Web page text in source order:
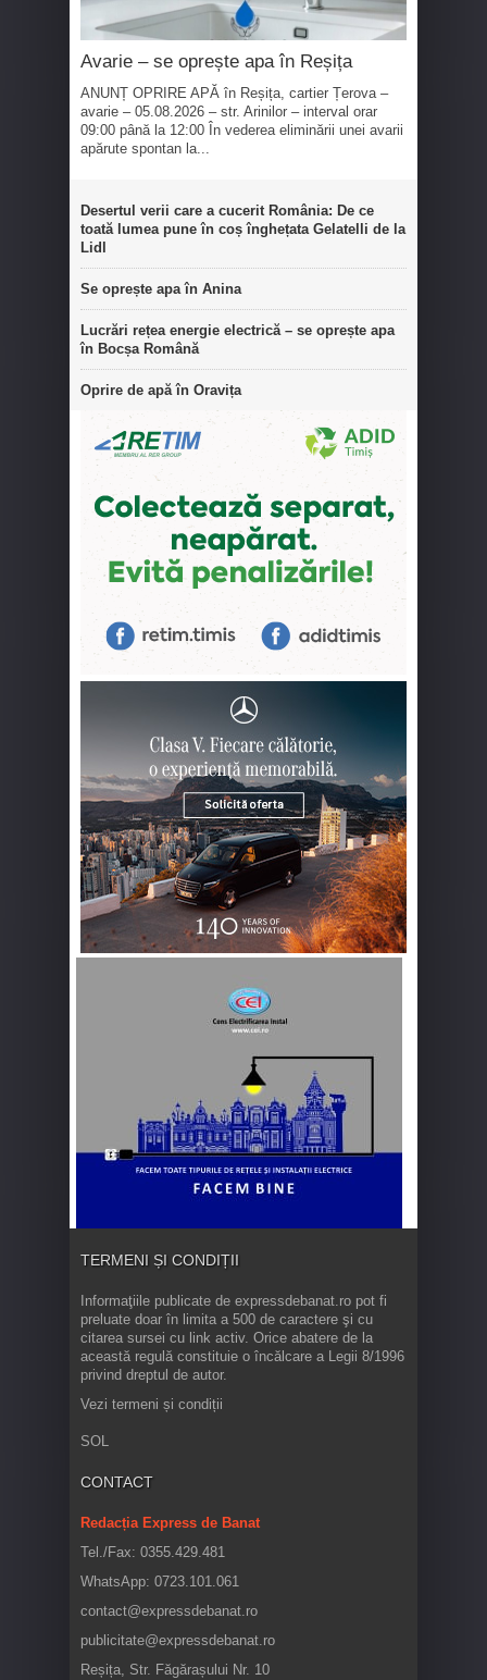
Avarie – se oprește apa în Reșița
ANUNȚ OPRIRE APĂ în Reșița, cartier Țerova –
avarie – 05.08.2026 – str. Arinilor – interval orar
09:00 până la 12:00 În vederea eliminării unei avarii
apărute spontan la...
Desertul verii care a cucerit România: De ce
toată lumea pune în coș înghețata Gelatelli de la
Lidl
Se oprește apa în Anina
Lucrări rețea energie electrică – se oprește apa
în Bocșa Română
Oprire de apă în Oravița
TERMENI ȘI CONDIȚII
Informaţiile publicate de expressdebanat.ro pot fi
preluate doar în limita a 500 de caractere şi cu
citarea sursei cu link activ. Orice abatere de la
această regulă constituie o încălcare a Legii 8/1996
privind dreptul de autor.
Vezi termeni și condiții
SOL
CONTACT
Redacția Express de Banat
Tel./Fax: 0355.429.481
WhatsApp: 0723.101.061
contact@expressdebanat.ro
publicitate@expressdebanat.ro
Reșița, Str. Făgărașului Nr. 10